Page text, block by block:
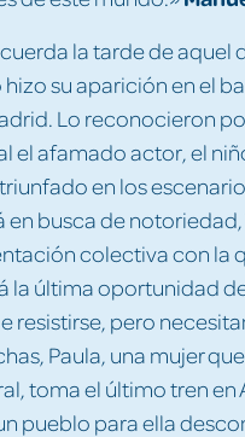
la tarde de aquel
su aparición en el
Lo reconocieron
el afamado actor, el
en los
busca de notoriedad,
colectiva con la
la última oportunidad
pero
Paula, una mujer
toma el último tren en
pueblo para ella